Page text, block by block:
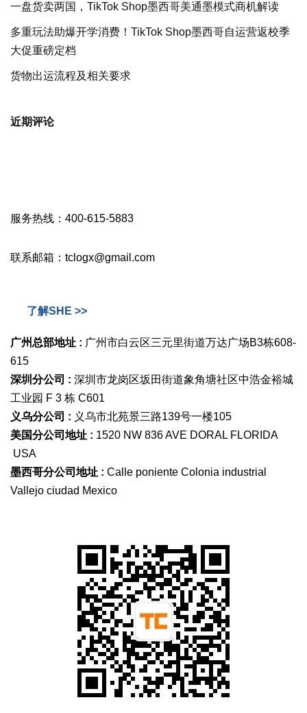
一盘货卖两国，TikTok Shop墨西哥美通墨模式商机解读
多重玩法助爆开学消费！TikTok Shop墨西哥自运营返校季
大促重磅定档
货物出运流程及相关要求
近期评论
服务热线：400-615-5883
联系邮箱：tclogx@gmail.com
了解SHE >>
广州总部地址 : 广州市白云区三元里街道万达广场B3栋608-
615
深圳分公司 : 深圳市龙岗区坂田街道象角塘社区中浩金裕城
工业园 F 3 栋 C601
义乌分公司 : 义乌市北苑景三路139号一楼105
美国分公司地址 : 1520 NW 836 AVE DORAL FLORIDA
USA
墨西哥分公司地址 : Calle poniente Colonia industrial
Vallejo ciudad Mexico